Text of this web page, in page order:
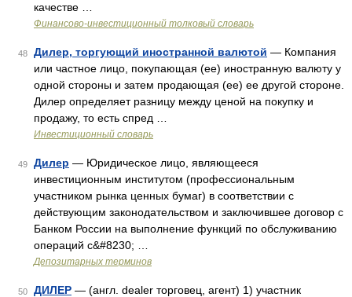
качестве …
Финансово-инвестиционный толковый словарь
48 Дилер, торгующий иностранной валютой — Компания
или частное лицо, покупающая (ее) иностранную валюту у
одной стороны и затем продающая (ее) ее другой стороне.
Дилер определяет разницу между ценой на покупку и
продажу, то есть спред …
Инвестиционный словарь
49 Дилер — Юридическое лицо, являющееся
инвестиционным институтом (профессиональным
участником рынка ценных бумаг) в соответствии с
действующим законодательством и заключившее договор с
Банком России на выполнение функций по обслуживанию
операций с&#8230; …
Депозитарных терминов
50 ДИЛЕР — (англ. dealer торговец, агент) 1) участник